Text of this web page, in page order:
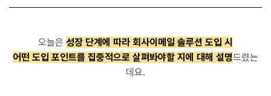
오늘은 성장 단계에 따라 회사이메일 솔루션 도입 시
어떤 도입 포인트를 집중적으로 살펴봐야할 지에 대해 설명드렸는
데요.